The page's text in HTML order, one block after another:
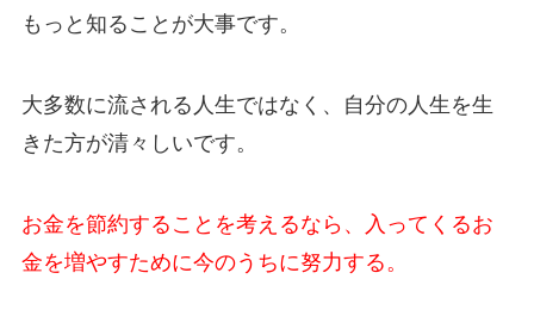
もっと知ることが大事です。
大多数に流される人生ではなく、自分の人生を生
きた方が清々しいです。
お金を節約することを考えるなら、入ってくるお
金を増やすために今のうちに努力する。